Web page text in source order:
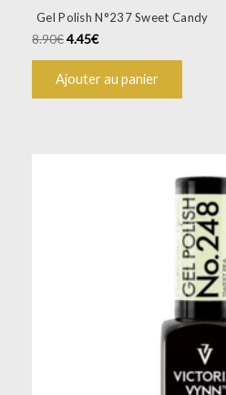
Gel Polish N°237 Sweet Candy
8.90€4.45€
Ajouter au panier